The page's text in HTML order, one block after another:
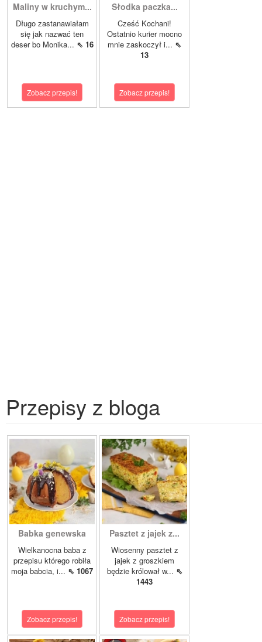
Maliny w kruchym...
Długo zastanawiałam
się jak nazwać ten
deser bo Monika... ⇖ 16
Zobacz przepis!
Słodka paczka...
Cześć Kochani!
Ostatnio kurier mocno
mnie zaskoczył i... ⇖
13
Zobacz przepis!
Przepisy z bloga
Babka genewska
Wielkanocna baba z
przepisu którego robiła
moja babcia, i... ⇖ 1067
Zobacz przepis!
Pasztet z jajek z...
Wiosenny pasztet z
jajek z groszkiem
będzie królował w... ⇖
1443
Zobacz przepis!